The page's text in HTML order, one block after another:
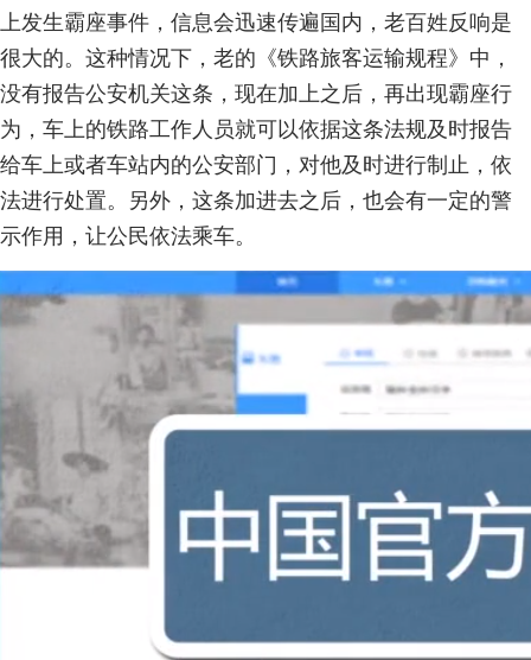
上发生霸座事件，信息会迅速传遍国内，老百姓反响是
很大的。这种情况下，老的《铁路旅客运输规程》中，
没有报告公安机关这条，现在加上之后，再出现霸座行
为，车上的铁路工作人员就可以依据这条法规及时报告
给车上或者车站内的公安部门，对他及时进行制止，依
法进行处置。另外，这条加进去之后，也会有一定的警
示作用，让公民依法乘车。